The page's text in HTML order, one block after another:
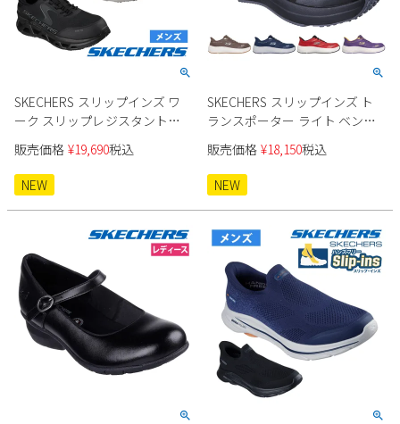
SKECHERS スリップインズ ワ
ーク スリップレジスタント
200452J メンズ ワークシューズ
販売価格 ¥19,690税込
NEW
SKECHERS スリップインズ ト
ランスポーター ライト ベン
200262J メンズ
販売価格 ¥18,150税込
NEW